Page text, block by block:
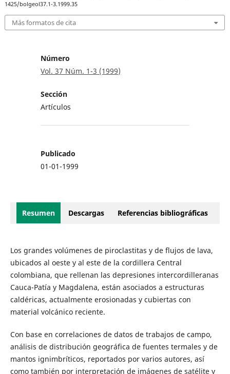
1425/bolgeol37.1-3.1999.35
Más formatos de cita
Número
Vol. 37 Núm. 1-3 (1999)
Sección
Artículos
Publicado
01-01-1999
Resumen Descargas Referencias bibliográficas
Los grandes volúmenes de piroclastitas y de flujos de lava,
ubicados al oeste y al este de la cordillera Central
colombiana, que rellenan las depresiones intercordilleranas
Cauca-Patía y Magdalena, están asociados a estructuras
caldéricas, actualmente erosionadas y cubiertas con
material volcánico reciente.
Con base en correlaciones de datos de trabajos de campo,
análisis de distribución geográfica de fuentes termales y de
mantos ignimbríticos, reportados por varios autores, así
como también por interpretación de imágenes de satélite y